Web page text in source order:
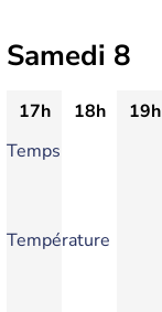
Samedi 8
17h 18h 19h
Temps
Température